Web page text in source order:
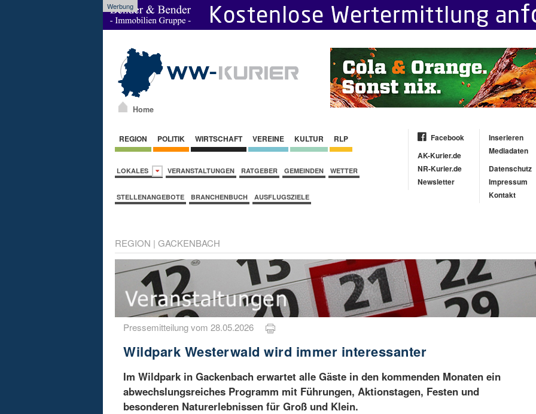
Werbung
Home
REGION POLITIK WIRTSCHAFT VEREINE KULTUR RLP
LOKALES VERANSTALTUNGEN RATGEBER GEMEINDEN WETTER
STELLENANGEBOTE BRANCHENBUCH AUSFLUGSZIELE
Facebook
AK-Kurier.de
NR-Kurier.de
Newsletter
Inserieren
Mediadaten
Datenschutz
Impressum
Kontakt
REGION | GACKENBACH
Pressemitteilung vom 28.05.2026
Wildpark Westerwald wird immer interessanter
Im Wildpark in Gackenbach erwartet alle Gäste in den kommenden Monaten ein
abwechslungsreiches Programm mit Führungen, Aktionstagen, Festen und
besonderen Naturerlebnissen für Groß und Klein.